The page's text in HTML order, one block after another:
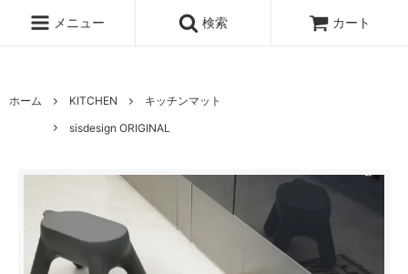
メニュー
検索 カート
ホーム KITCHEN
キッチンマット
sisdesign ORIGINAL